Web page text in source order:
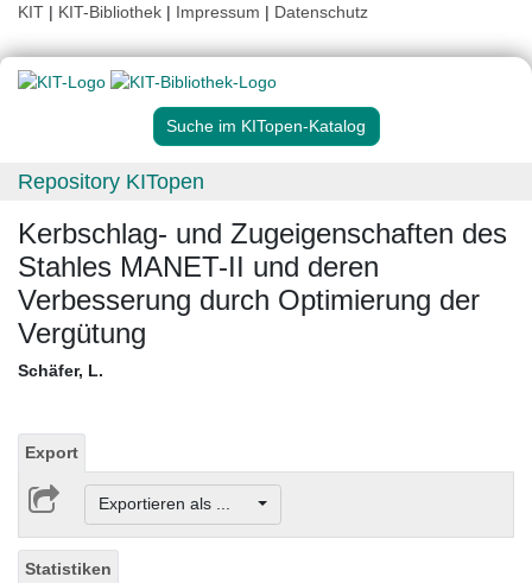
KIT | KIT-Bibliothek | Impressum | Datenschutz
Suche im KITopen-Katalog
Repository KITopen
Kerbschlag- und Zugeigenschaften des
Stahles MANET-II und deren
Verbesserung durch Optimierung der
Vergütung
Schäfer, L.
Export
Exportieren als ...
Statistiken